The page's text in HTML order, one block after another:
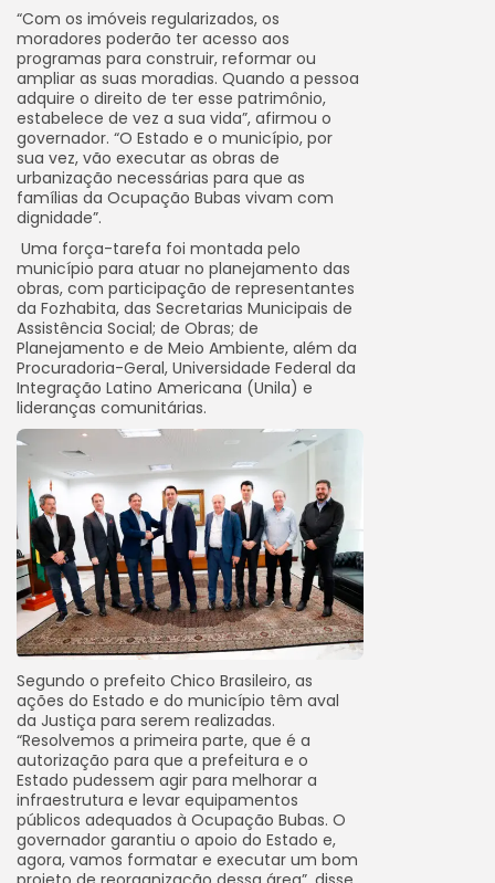
“Com os imóveis regularizados, os
moradores poderão ter acesso aos
programas para construir, reformar ou
ampliar as suas moradias. Quando a pessoa
adquire o direito de ter esse patrimônio,
estabelece de vez a sua vida”, afirmou o
governador. “O Estado e o município, por
sua vez, vão executar as obras de
urbanização necessárias para que as
famílias da Ocupação Bubas vivam com
dignidade”.
Uma força-tarefa foi montada pelo
município para atuar no planejamento das
obras, com participação de representantes
da Fozhabita, das Secretarias Municipais de
Assistência Social; de Obras; de
Planejamento e de Meio Ambiente, além da
Procuradoria-Geral, Universidade Federal da
Integração Latino Americana (Unila) e
lideranças comunitárias.
Segundo o prefeito Chico Brasileiro, as
ações do Estado e do município têm aval
da Justiça para serem realizadas.
“Resolvemos a primeira parte, que é a
autorização para que a prefeitura e o
Estado pudessem agir para melhorar a
infraestrutura e levar equipamentos
públicos adequados à Ocupação Bubas. O
governador garantiu o apoio do Estado e,
agora, vamos formatar e executar um bom